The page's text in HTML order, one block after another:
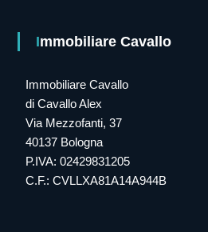
Immobiliare Cavallo
Immobiliare Cavallo
di Cavallo Alex
Via Mezzofanti, 37
40137 Bologna
P.IVA: 02429831205
C.F.: CVLLXA81A14A944B